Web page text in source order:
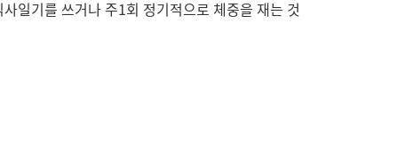
일기를 쓰거나 주1회 정기적으로 체중을 재는 것